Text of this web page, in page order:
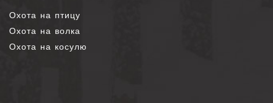
Охота на птицу
Охота на волка
Охота на косулю